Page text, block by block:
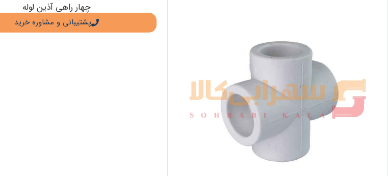
چهار راهی آذین لوله
پشتیبانی و مشاوره خرید